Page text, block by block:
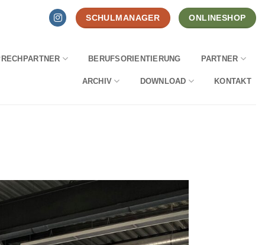
SCHULMANAGER ONLINESHOP
BERUFSORIENTIERUNG PARTNER
ARCHIV DOWNLOAD KONTAKT